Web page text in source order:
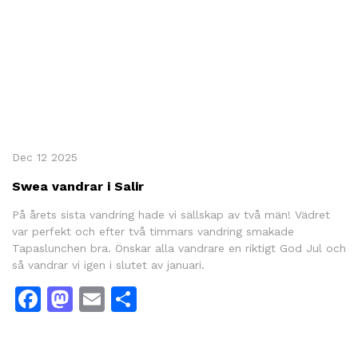
Dec 12 2025
Swea vandrar i Salir
På årets sista vandring hade vi sällskap av två män! Vädret
var perfekt och efter två timmars vandring smakade
Tapaslunchen bra. Önskar alla vandrare en riktigt God Jul och
så vandrar vi igen i slutet av januari.
Facebook
Mastodon
Email